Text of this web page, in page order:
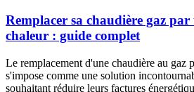
Remplacer sa chaudière gaz par
chaleur : guide complet
Le remplacement d'une chaudière au gaz
s'impose comme une solution
souhaitant réduire leurs factures